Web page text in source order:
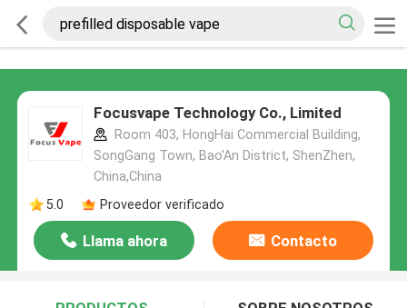
Focusvape Technology Co., Limited
Room 403, HongHai Commercial Building,
SongGang Town, Bao'An District, ShenZhen,
China,China
5.0
Proveedor verificado
Llama ahora Contacto